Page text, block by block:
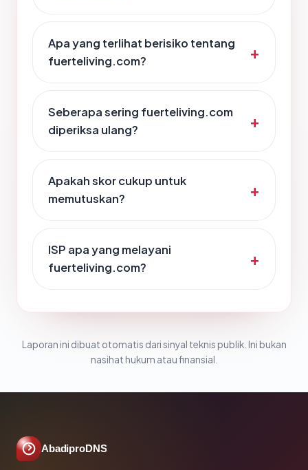
Apa yang terlihat berisiko tentang
fuerteliving.com?
Seberapa sering fuerteliving.com
diperiksa ulang?
Apakah skor cukup untuk
memutuskan?
ISP apa yang melayani
fuerteliving.com?
Laporan ini dibuat otomatis dari sinyal teknis publik. Ini bukan
nasihat hukum atau finansial.
AbadiproDNS